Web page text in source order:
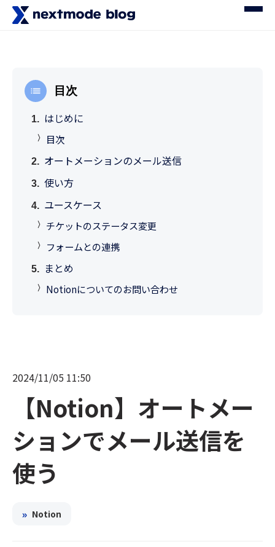
目次
はじめに
目次
オートメーションのメール送信
使い方
ユースケース
チケットのステータス変更
フォームとの連携
まとめ
Notionについてのお問い合わせ
2024/11/05 11:50
【Notion】オートメー
ションでメール送信を
使う
» Notion